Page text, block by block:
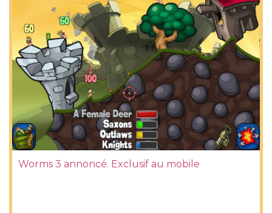
Worms 3 annoncé. Exclusif au mobile